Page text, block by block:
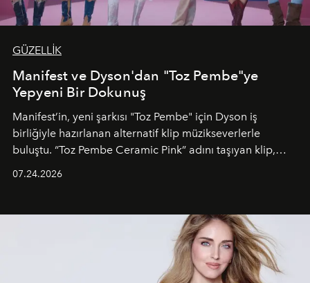
GÜZELLİK
Manifest ve Dyson'dan "Toz Pembe"ye
Yepyeni Bir Dokunuş
Manifest’in, yeni şarkısı "Toz Pembe" için Dyson iş
birliğiyle hazırlanan alternatif klip müzikseverlerle
buluştu. “Toz Pembe Ceramic Pink” adını taşıyan klip,
unsurlarından biri olarak öne çıkıyor.
07.24.2026